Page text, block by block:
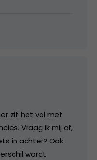
zit het vol met
Vraag ik mij af,
in achter? Ook
wordt